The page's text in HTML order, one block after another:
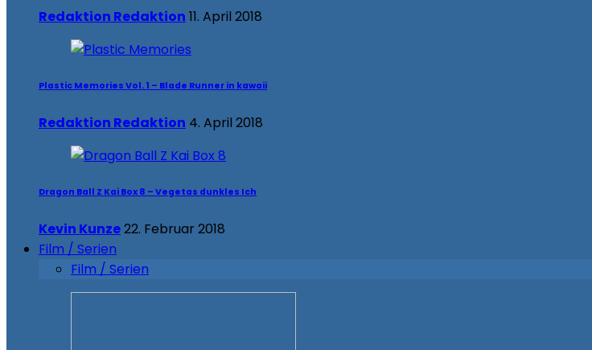
Redaktion Redaktion 11. April 2018
Plastic Memories Vol. 1 – Blade Runner in kawaii
Redaktion Redaktion 4. April 2018
Dragon Ball Z Kai Box 8 – Vegetas dunkles Ich
Kevin Kunze22. Februar 2018
Film / Serien
Film / Serien